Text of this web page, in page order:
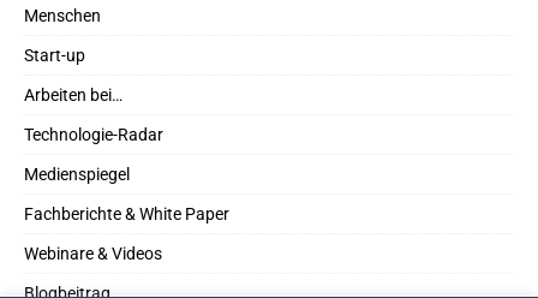
Menschen
Start-up
Arbeiten bei…
Technologie-Radar
Medienspiegel
Fachberichte & White Paper
Webinare & Videos
Blogbeitrag